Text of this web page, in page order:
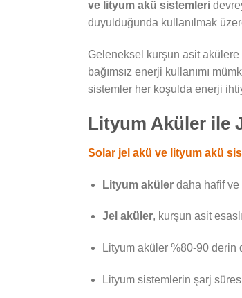
ve lityum akü sistemleri
duyulduğunda kullanılmak
Geleneksel kurşun asit
bağımsız enerji kullanımı
sistemler her koşulda enerji
Lityum Aküler ile
Solar jel akü ve lityum akü
Lityum akülerdaha hafif ve
Jel aküler, kurşun asit
Lityum aküler %80-90 derin
Lityum sistemlerin şarj